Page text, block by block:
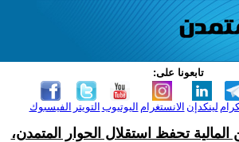
تابعونا على:
الفيسبوك التويتر اليوتيوب الانستغرام لينكدإن
المالية تحفظ استقلال الحوار المتمدن،